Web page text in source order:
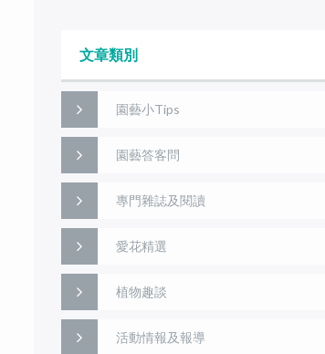
文章類別
園藝小Tips
園藝答客問
專門雜誌及閱讀
愛花精選
植物趣談
活動情報及報導